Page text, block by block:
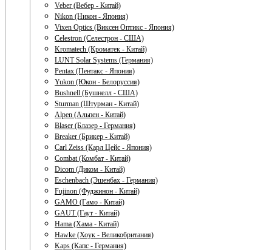
Veber (Вебер - Китай)
Nikon (Никон - Япония)
Vixen Optics (Виксен Оптикс - Япония)
Celestron (Селестрон - США)
Kromatech (Кроматек - Китай)
LUNT Solar Systems (Германия)
Pentax (Пентакс - Япония)
Yukon (Юкон - Белоруссия)
Bushnell (Бушнелл - США)
Sturman (Штурман - Китай)
Alpen (Альпен - Китай)
Blaser (Блазер - Германия)
Breaker (Брикер - Китай)
Carl Zeiss (Карл Цейс - Япония)
Combat (Комбат - Китай)
Dicom (Диком - Китай)
Eschenbach (Эшенбах - Германия)
Fujinon (Фуджинон - Китай)
GAMO (Гамо - Китай)
GAUT (Гаут - Китай)
Hama (Хама - Китай)
Hawke (Хоук - Великобритания)
Kaps (Капс - Германия)